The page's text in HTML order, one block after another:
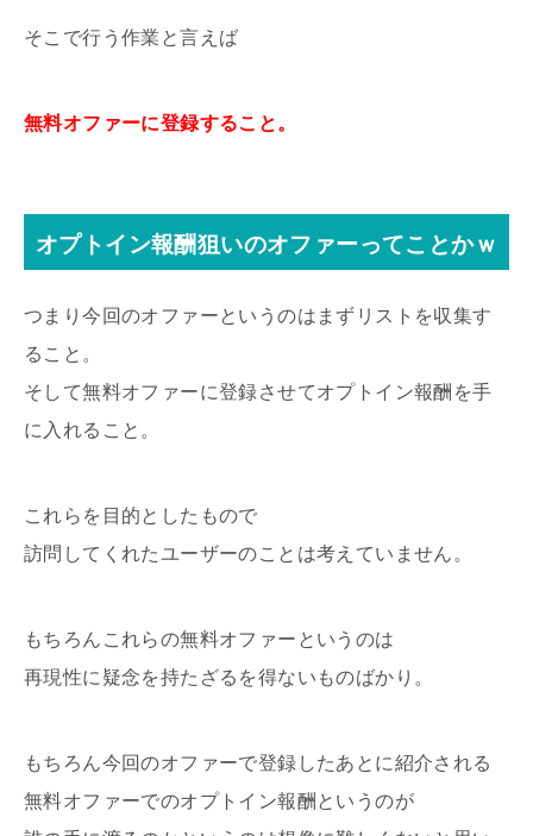
そこで行う作業と言えば
無料オファーに登録すること。
オプトイン報酬狙いのオファーってことかｗ
つまり今回のオファーというのはまずリストを収集す
ること。
そして無料オファーに登録させてオプトイン報酬を手
に入れること。
これらを目的としたもので
訪問してくれたユーザーのことは考えていません。
もちろんこれらの無料オファーというのは
再現性に疑念を持たざるを得ないものばかり。
もちろん今回のオファーで登録したあとに紹介される
無料オファーでのオプトイン報酬というのが